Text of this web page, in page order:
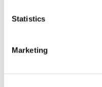
Statistics
Marketing